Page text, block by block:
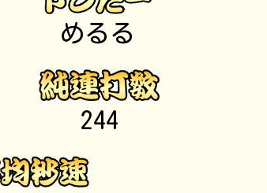
めるる
244